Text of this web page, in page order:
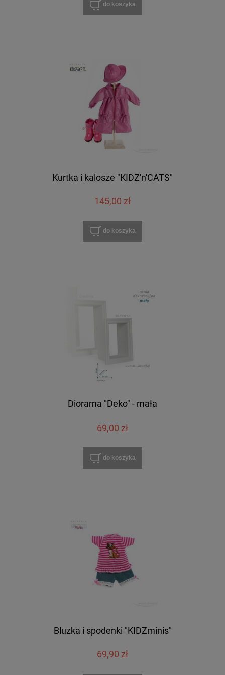
do koszyka
Kurtka i kalosze "KIDZ'n'CATS"
145,00 zł
do koszyka
Diorama "Deko" - mała
69,00 zł
do koszyka
Bluzka i spodenki "KIDZminis"
69,90 zł